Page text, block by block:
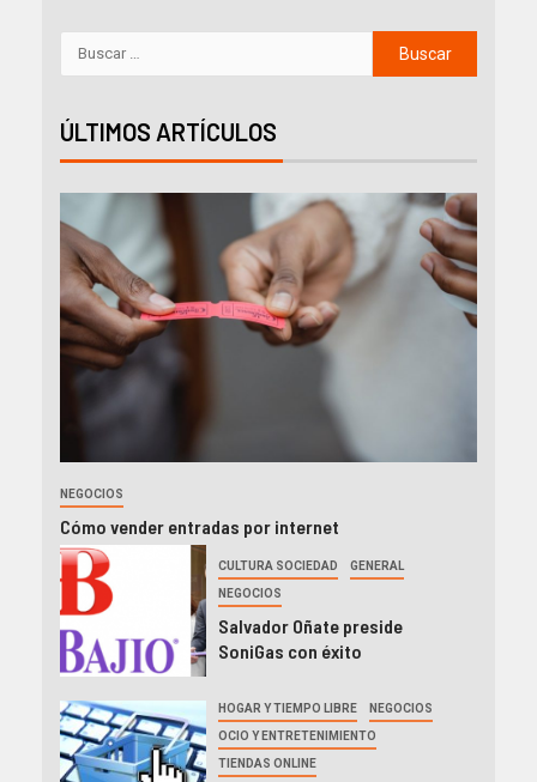
ÚLTIMOS ARTÍCULOS
NEGOCIOS
Cómo vender entradas por internet
CULTURA SOCIEDAD GENERAL
NEGOCIOS
Salvador Oñate preside
SoniGas con éxito
HOGAR Y TIEMPO LIBRE NEGOCIOS
OCIO Y ENTRETENIMIENTO
TIENDAS ONLINE